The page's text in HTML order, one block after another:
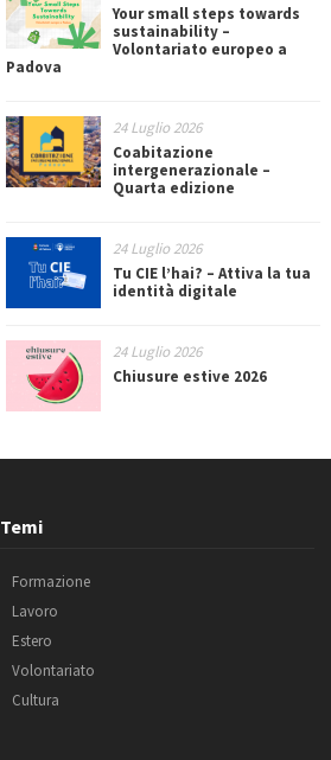
Your small steps towards
sustainability –
Volontariato europeo a
Padova
24 Luglio 2026
Coabitazione
intergenerazionale –
Quarta edizione
24 Luglio 2026
Tu CIE l’hai? – Attiva la tua
identità digitale
24 Luglio 2026
Chiusure estive 2026
Temi
Formazione
Lavoro
Estero
Volontariato
Cultura